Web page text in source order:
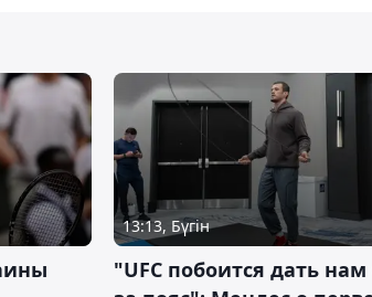
13:13, Бүгін
"UFC побоится дать